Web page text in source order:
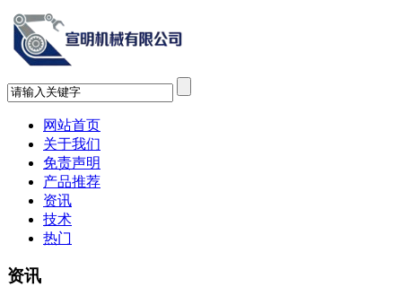
网站首页
关于我们
免责声明
产品推荐
资讯
技术
热门
资讯